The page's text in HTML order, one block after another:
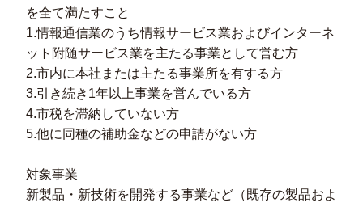
を全て満たすこと
1.情報通信業のうち情報サービス業およびインターネ
ット附随サービス業を主たる事業として営む方
2.市内に本社または主たる事業所を有する方
3.引き続き1年以上事業を営んでいる方
4.市税を滞納していない方
5.他に同種の補助金などの申請がない方
対象事業
新製品・新技術を開発する事業など（既存の製品およ